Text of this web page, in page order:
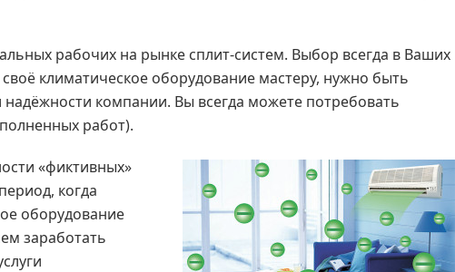
рабочих на рынке сплит-систем. Выбор всегда в Ваших
климатическое оборудование мастеру, нужно быть
компании. Вы всегда можете потребовать
работ).
«фиктивных»
когда
оборудование
заработать